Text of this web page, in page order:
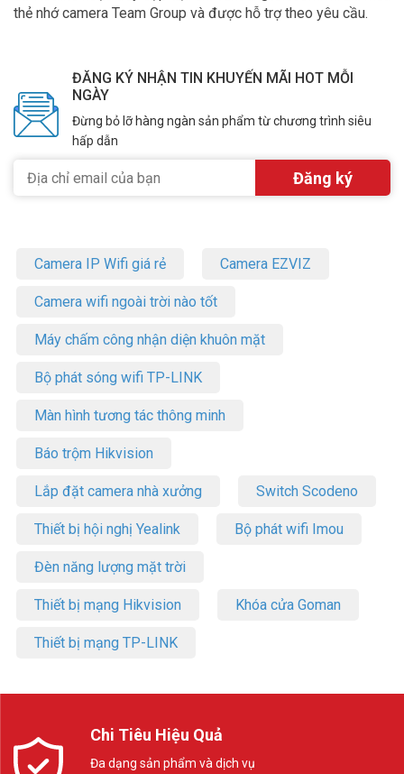
thẻ nhớ camera Team Group và được hỗ trợ theo yêu cầu.
ĐĂNG KÝ NHẬN TIN KHUYẾN MÃI HOT MỖI
NGÀY
Đừng bỏ lỡ hàng ngàn sản phẩm từ chương trình siêu
hấp dẫn
Camera IP Wifi giá rẻ Camera EZVIZ
Camera wifi ngoài trời nào tốt
Máy chấm công nhận diện khuôn mặt
Bộ phát sóng wifi TP-LINK
Màn hình tương tác thông minh
Báo trộm Hikvision
Lắp đặt camera nhà xưởng Switch Scodeno
Thiết bị hội nghị Yealink Bộ phát wifi Imou
Đèn năng lượng mặt trời
Thiết bị mạng Hikvision Khóa cửa Goman
Thiết bị mạng TP-LINK
Chi Tiêu Hiệu Quả
Đa dạng sản phẩm và dịch vụ